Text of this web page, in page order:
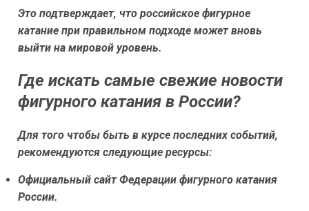
Это подтверждает, что российское фигурное
катание при правильном подходе может вновь
выйти на мировой уровень.
Где искать самые свежие новости
фигурного катания в России?
Для того чтобы быть в курсе последних событий,
рекомендуются следующие ресурсы:
Официальный сайт Федерации фигурного катания
России.